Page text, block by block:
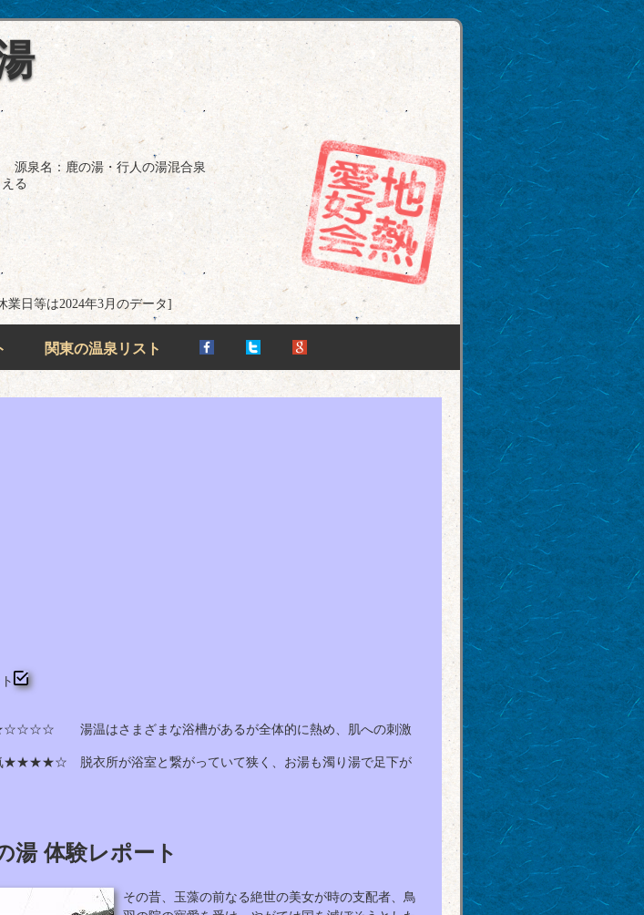
源泉名：鹿の湯・行人の湯混合泉
る
日等は2024年3月のデータ]
関東の温泉リスト
湯温はさまざまな浴槽があるが全体的に熱め、肌への刺激
脱衣所が浴室と繋がっていて狭く、お湯も濁り湯で足下が
湯 体験レポート
その昔、玉藻の前なる絶世の美女が時の支配者、鳥